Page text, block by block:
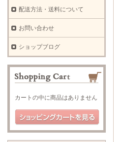
配送方法・送料について
お問い合わせ
ショップブログ
カートの中に商品はありません